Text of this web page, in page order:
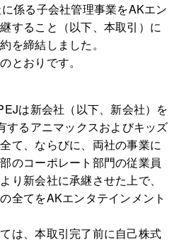
係る子会社管理事業をAKエン
すること（以下、本取引）に
を締結しました。
とおりです。
は新会社（以下、新会社）を
するアニマックスおよびキッズ
て、ならびに、両社の事業に
のコーポレート部門の従業員
り新会社に承継させた上で、
全てをAKエンタテインメント
は、本取引完了前に自己株式